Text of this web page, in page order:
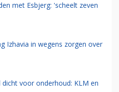
met Esbjerg: 'scheelt zeven
Izhavia in wegens zorgen over
voor onderhoud: KLM en